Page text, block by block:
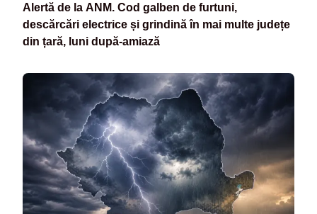
Alertă de la ANM. Cod galben de furtuni,
descărcări electrice și grindină în mai multe județe
din țară, luni după-amiază